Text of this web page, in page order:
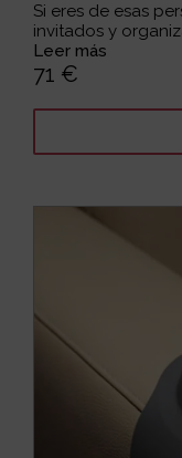
Si eres de esas
invitados y
Leer más
71 €